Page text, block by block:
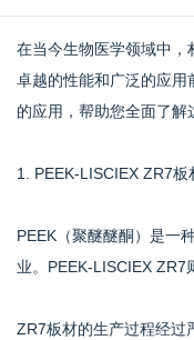
在当今生物医学领域中，
卓越的性能和广泛的应
的应用，帮助您全面了解
1. PEEK-LISCIEX ZR7板
PEEK（聚醚醚酮）是一
业。PEEK-LISCIEX
ZR7板材的生产过程经过